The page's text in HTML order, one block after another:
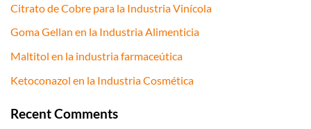
Citrato de Cobre para la Industria Vinícola
Goma Gellan en la Industria Alimenticia
Maltitol en la industria farmaceútica
Ketoconazol en la Industria Cosmética
Recent Comments